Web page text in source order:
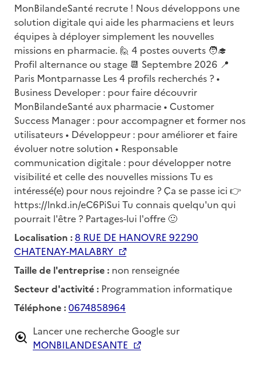
MonBilandeSanté recrute ! Nous développons une
solution digitale qui aide les pharmaciens et leurs
équipes à déployer simplement les nouvelles
missions en pharmacie. 🙋 4 postes ouverts 🧑‍🎓
Profil alternance ou stage 📆 Septembre 2026 📍
Paris Montparnasse Les 4 profils recherchés ? •
Business Developer : pour faire découvrir
MonBilandeSanté aux pharmacie • Customer
Success Manager : pour accompagner et former nos
utilisateurs • Développeur : pour améliorer et faire
évoluer notre solution • Responsable
communication digitale : pour développer notre
visibilité et celle des nouvelles missions Tu es
intéressé(e) pour nous rejoindre ? Ça se passe ici 👉
https://lnkd.in/eC6PiSui Tu connais quelqu'un qui
pourrait l'être ? Partages-lui l'offre 🙂
Localisation :8 RUE DE HANOVRE 92290
CHATENAY-MALABRY
Taille de l'entreprise : non renseignée
Secteur d'activité : Programmation informatique
Téléphone :0674858964
Lancer une recherche Google sur
MONBILANDESANTE